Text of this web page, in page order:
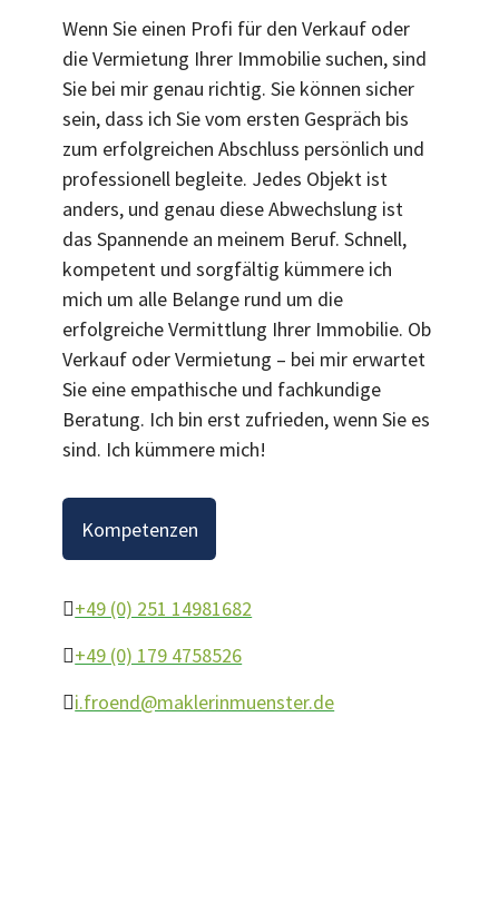
Wenn Sie einen Profi für den Verkauf oder
die Vermietung Ihrer Immobilie suchen, sind
Sie bei mir genau richtig. Sie können sicher
sein, dass ich Sie vom ersten Gespräch bis
zum erfolgreichen Abschluss persönlich und
professionell begleite. Jedes Objekt ist
anders, und genau diese Abwechslung ist
das Spannende an meinem Beruf. Schnell,
kompetent und sorgfältig kümmere ich
mich um alle Belange rund um die
erfolgreiche Vermittlung Ihrer Immobilie. Ob
Verkauf oder Vermietung – bei mir erwartet
Sie eine empathische und fachkundige
Beratung. Ich bin erst zufrieden, wenn Sie es
sind. Ich kümmere mich!
Kompetenzen
+49 (0) 251 14981682
+49 (0) 179 4758526
i.froend@maklerinmuenster.de